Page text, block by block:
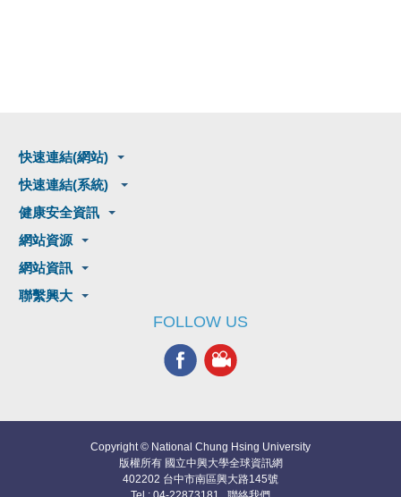
快速連結(網站)
快速連結(系統)
健康安全資訊
網站資源
網站資訊
聯繫興大
FOLLOW US
Copyright © National Chung Hsing University
版權所有 國立中興大學全球資訊網
402202 台中市南區興大路145號